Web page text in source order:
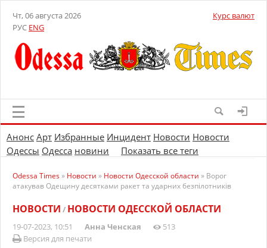
Чт, 06 августа 2026
РУС ENG
Курс валют
Анонс Арт Избранные Инцидент Новости Новости
Одессы Одесса новини Показать все теги
Odessa Times» Новости » Новости Одесской области » Ворог
атакував Одещину десятками ракет та ударних безпілотників
НОВОСТИ / НОВОСТИ ОДЕССКОЙ ОБЛАСТИ
19-07-2023, 10:51 Анна Ченская
513
Версия для печати